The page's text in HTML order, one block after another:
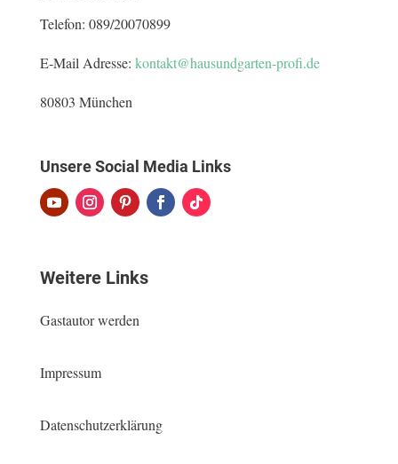
Telefon: 089/20070899
E-Mail Adresse: kontakt@hausundgarten-profi.de
80803 München
Unsere Social Media Links
Weitere Links
Gastautor werden
Impressum
Datenschutzerklärung